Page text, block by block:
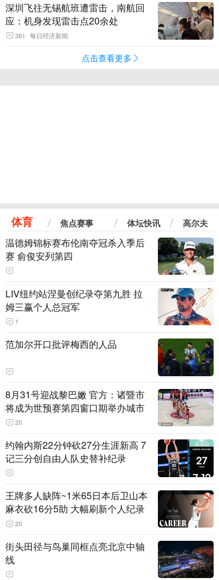
深圳飞往无锡航班遭雷击，南航回
应：机身发现雷击点20余处
361 每日经济新闻
点击查看更多
体育 焦点赛事 体坛快讯 高尔夫
温德姆锦标赛布伦南夺冠杀入季后
赛 俞俊安列第四
LIV纽约站涅曼创纪录夺第九胜 拉
姆三赢个人总冠军
1
范加尔开口批评梅西的人品
8月31号迎战黎巴嫩 官方：诸暨市
将成为世预赛第四窗口期举办城市
20
约翰内斯22分钟砍27分生涯新高 7
记三分创自由人队史替补纪录
王牌多人缺阵~1米65日本后卫山本
麻衣砍16分5助 大幅刷新个人纪录
20
街头田径与鸟巢同框点亮北京中轴
线